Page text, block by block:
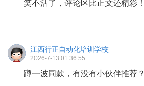
笑不活了，评论区比正文还精彩！
江西行正自动化培训学校
2026-7-13 01:36:55
蹲一波同款，有没有小伙伴推荐？